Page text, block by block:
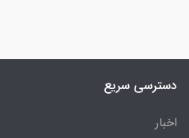
دسترسی سریع
اخبار